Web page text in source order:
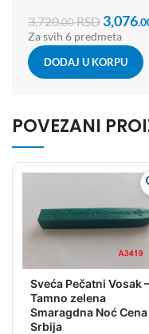
3,720.00RSD 3,076
Za svih 6 predmeta
DODAJ U KORPU
POVEZANI
Sveća Pečatni Vosak
Tamno zelena
Smaragdna Noć Cena
Srbija